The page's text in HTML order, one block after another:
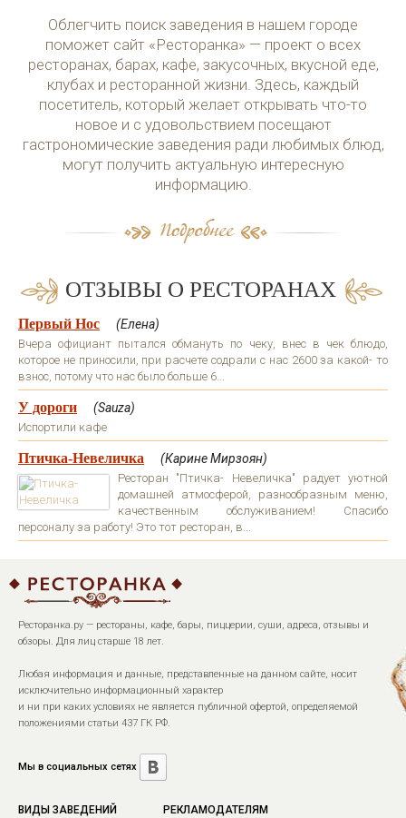
Облегчить поиск заведения в нашем городе
поможет сайт «Ресторанка» — проект о всех
ресторанах, барах, кафе, закусочных, вкусной еде,
клубах и ресторанной жизни. Здесь, каждый
посетитель, который желает открывать что-то
новое и с удовольствием посещают
гастрономические заведения ради любимых блюд,
могут получить актуальную интересную
информацию.
ОТЗЫВЫ О РЕСТОРАНАХ
Первый Нос (Елена)
Вчера официант пытался обмануть по чеку, внес в чек блюдо,
которое не приносили, при расчете содрали с нас 2600 за какой- то
взнос, потому что нас было больше 6...
У дороги (Sauza)
Испортили кафе
Птичка-Невеличка (Карине Мирзоян)
Ресторан "Птичка- Невеличка" радует уютной
домашней атмосферой, разнообразным меню,
качественным обслуживанием! Спасибо
персоналу за работу! Это тот ресторан, в...
Ресторанка.ру — рестораны, кафе, бары, пиццерии, суши, адреса, отзывы и
обзоры. Для лиц старше 18 лет.
Любая информация и данные, представленные на данном сайте, носит
исключительно информационный характер
и ни при каких условиях не является публичной офертой, определяемой
положениями статьи 437 ГК РФ.
Мы в социальных сетях
ВИДЫ ЗАВЕДЕНИЙ РЕКЛАМОДАТЕЛЯМ